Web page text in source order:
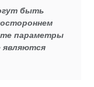
быть
параметры
являются